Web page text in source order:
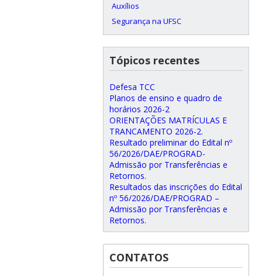
Auxílios
Segurança na UFSC
Tópicos recentes
Defesa TCC
Planos de ensino e quadro de
horários 2026-2
ORIENTAÇÕES MATRÍCULAS E
TRANCAMENTO 2026-2.
Resultado preliminar do Edital nº
56/2026/DAE/PROGRAD-
Admissão por Transferências e
Retornos.
Resultados das inscrições do Edital
nº 56/2026/DAE/PROGRAD –
Admissão por Transferências e
Retornos.
CONTATOS